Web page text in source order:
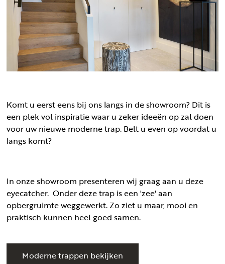
Komt u eerst eens bij ons langs in de showroom? Dit is
een plek vol inspiratie waar u zeker ideeën op zal doen
voor uw nieuwe moderne trap. Belt u even op voordat u
langs komt?
In onze showroom presenteren wij graag aan u deze
eyecatcher. Onder deze trap is een 'zee' aan
opbergruimte weggewerkt. Zo ziet u maar, mooi en
praktisch kunnen heel goed samen.
Moderne trappen bekijken